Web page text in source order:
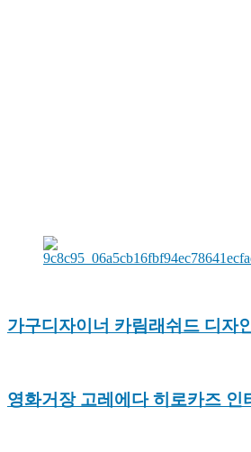
가구디자이너 카림래쉬드 디자
영화거장 고레에다 히로카즈 인